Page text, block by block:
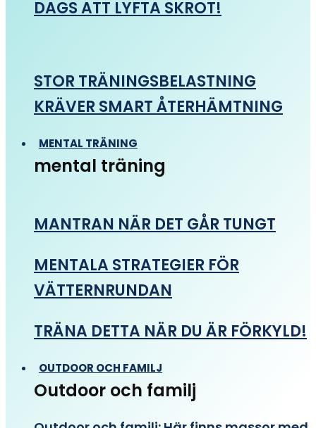
DAGS ATT LYFTA SKROT!
STOR TRÄNINGSBELASTNING
KRÄVER SMART ÅTERHÄMTNING
MENTAL TRÄNING
mental träning
MANTRAN NÄR DET GÅR TUNGT
MENTALA STRATEGIER FÖR
VÄTTERNRUNDAN
TRÄNA DETTA NÄR DU ÄR FÖRKYLD!
OUTDOOR OCH FAMILJ
Outdoor och familj